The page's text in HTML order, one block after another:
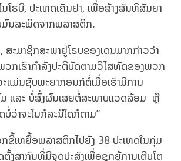
ໂຣ​ບີ, ປະ​ເທດ​ເຄັນ​ຢາ, ​ເພື່ອ​ສ້າງ​ສົນທິສັນຍາ​
ນ​ລະ​ພິດຈາກ​ພລາສຕິກ.
ະມາຊິກສະພາຢູໂຣບຂອງເດນມາກກ່າວວ່າ
ກເຮົາກຳລັງປະຕິບັດຕາມວິໄສທັດຂອງພວກ
ແມ່ນຊັບພະຍາກອນກໍຕໍ່ເມື່ອເຮົາມີການ
ມ ແລະ ບໍ່ສົ່ງຜົນເສຍຕໍ່ສະພາບແວດລ້ອມ ​ ຫຼື
ວ່າຈະໃນກໍລະນີໃດກໍຕາມ”
ຂີ້​ເຫຍື້ອ​ພລາສຕິກ​ໄປ​ຍັງ 38 ປະ​ເທດໃນກຸ່ມ
ຕັ້ງ​ສາກົນ​ທີ່​ມີ​ຈຸດປະສົງ​ເພື່ອ​ຊຸກຍູ້​ການ​ເຕີບ​ໂຕ​